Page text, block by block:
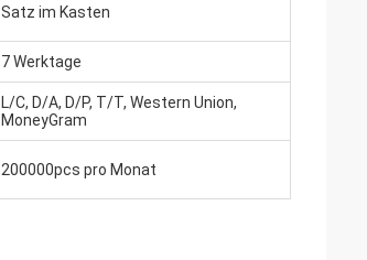
Satz im Kasten
7 Werktage
L/C, D/A, D/P, T/T, Western Union,
MoneyGram
200000pcs pro Monat